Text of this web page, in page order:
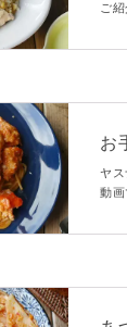
ご
お
ヤ
動画
パ